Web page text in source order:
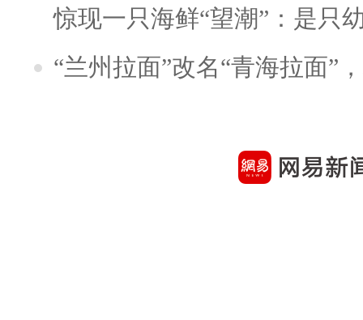
惊现一只海鲜“望潮”：是只
“兰州拉面”改名“青海拉面”